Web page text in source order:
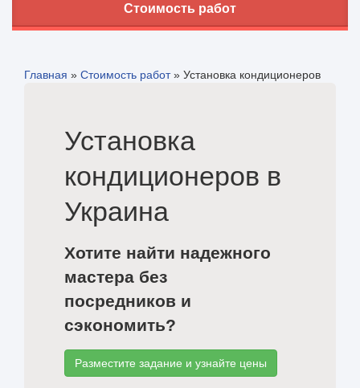
Стоимость работ
Главная » Стоимость работ» Установка кондиционеров
Установка
кондиционеров в
Украина
Хотите найти надежного
мастера без
посредников и
сэкономить?
Разместите задание и узнайте цены